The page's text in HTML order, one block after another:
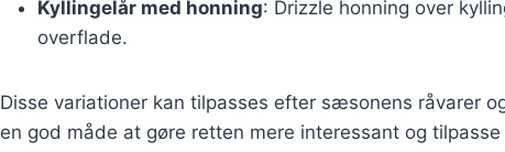
Kyllingelår med honning: Drizzle honning over
overflade.
Disse variationer kan tilpasses efter sæsonens råvarer
en god måde at gøre retten mere interessant og